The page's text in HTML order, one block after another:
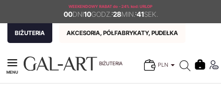
WEEKENDOWY RABAT do - 24% kod: URLOP
00DNI10GODZ. :28MIN. :41SEK.
BIŻUTERIA AKCESORIA, PÓŁFABRYKATY, PUDEŁKA
BIŻUTERIA PLN
MENU